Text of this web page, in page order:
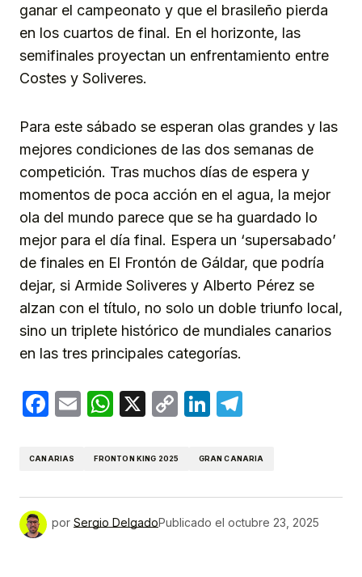
ganar el campeonato y que el brasileño pierda
en los cuartos de final. En el horizonte, las
semifinales proyectan un enfrentamiento entre
Costes y Soliveres.
Para este sábado se esperan olas grandes y las
mejores condiciones de las dos semanas de
competición. Tras muchos días de espera y
momentos de poca acción en el agua, la mejor
ola del mundo parece que se ha guardado lo
mejor para el día final. Espera un ‘supersabado’
de finales en El Frontón de Gáldar, que podría
dejar, si Armide Soliveres y Alberto Pérez se
alzan con el título, no solo un doble triunfo local,
sino un triplete histórico de mundiales canarios
en las tres principales categorías.
Facebook
EmailWhatsApp
X
CopyLinkedIn
CANARIAS FRONTON KING 2025 GRAN CANARIA
por Sergio DelgadoPublicado el octubre 23, 2025